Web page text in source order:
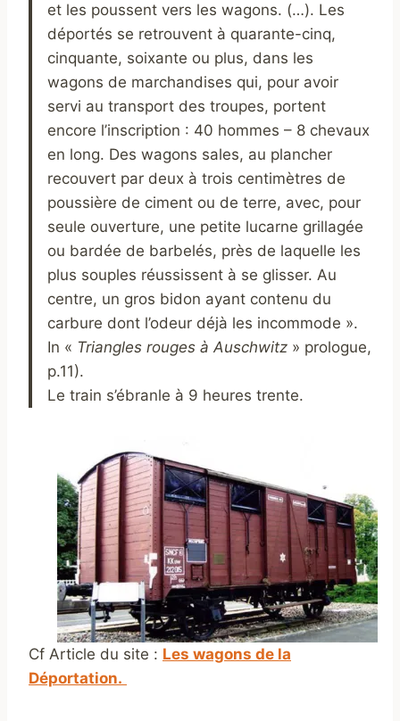
et les poussent vers les wagons. (…). Les
déportés se retrouvent à quarante-cinq,
cinquante, soixante ou plus, dans les
wagons de marchandises qui, pour avoir
servi au transport des troupes, portent
encore l’inscription : 40 hommes – 8 chevaux
en long. Des wagons sales, au plancher
recouvert par deux à trois centimètres de
poussière de ciment ou de terre, avec, pour
seule ouverture, une petite lucarne grillagée
ou bardée de barbelés, près de laquelle les
plus souples réussissent à se glisser. Au
centre, un gros bidon ayant contenu du
carbure dont l’odeur déjà les incommode ».
In « Triangles rouges à Auschwitz » prologue,
p.11).
Le train s’ébranle à 9 heures trente.
Cf Article du site : Les wagons de la
Déportation.